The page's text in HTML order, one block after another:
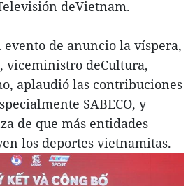
deVietnam.
de anuncio la víspera,
viceministro deCultura,
aplaudió las contribuciones
SABECO, y
de que más entidades
los deportes vietnamitas.